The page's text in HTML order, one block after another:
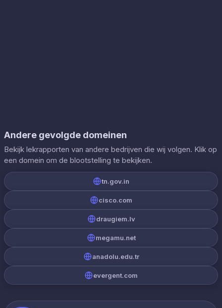
Andere gevolgde domeinen
Bekijk lekrapporten van andere bedrijven die wij volgen. Klik op
een domein om de blootstelling te bekijken.
tn.gov.in
cisco.com
draugiem.lv
megamu.net
anadolu.edu.tr
evergent.com